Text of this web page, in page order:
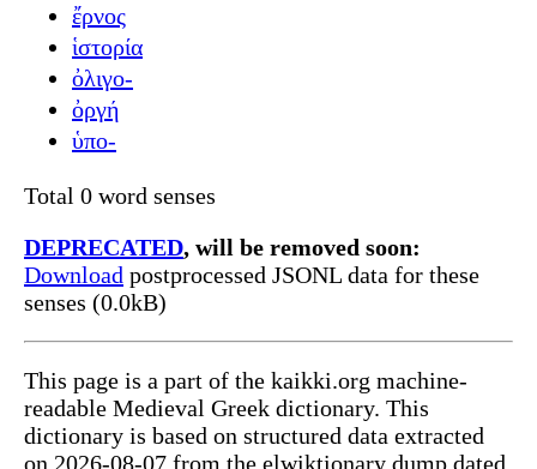
ἔρνος
ἱστορία
ὀλιγο-
ὀργή
ὑπο-
Total 0 word senses
DEPRECATED, will be removed soon:
Download postprocessed JSONL data for these
senses (0.0kB)
This page is a part of the kaikki.org machine-
readable Medieval Greek dictionary. This
dictionary is based on structured data extracted
on 2026-08-07 from the elwiktionary dump dated